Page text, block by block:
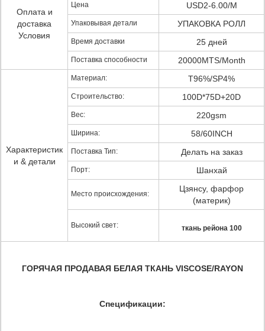
Оплата и
доставка
Условия
Цена USD2-6.00/M
Упаковывая детали УПАКОВКА РОЛЛ
Время доставки 25 дней
Поставка способности 20000MTS/Month
Характеристик
и & детали
Материал: T96%/SP4%
Строительство: 100D*75D+20D
Вес: 220gsm
Ширина: 58/60INCH
Поставка Тип: Делать на заказ
Порт: Шанхай
Место происхождения:
Цзянсу, фарфор
(материк)
Высокий свет: ткань рейона 100
ГОРЯЧАЯ ПРОДАВАЯ БЕЛАЯ ТКАНЬ VISCOSE/RAYON
Спецификации: